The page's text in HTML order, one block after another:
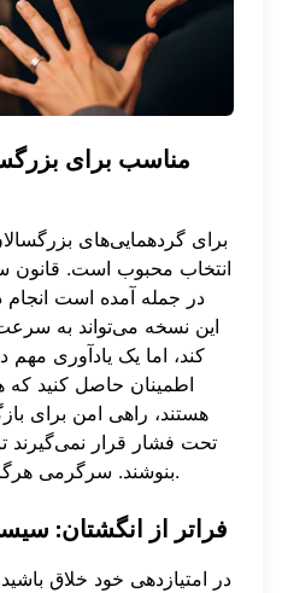
مناسب برای
برای گردهمایی‌های
انتخاب محبوب است. قانون
در جمله آمده است انجام
این نسخه می‌تواند به
کند، اما یک یادآوری مهم
اطمینان حاصل کنید
هستند، راهی امن برای
تحت فشار قرار نمی‌گیرند
بنوشند. سرگرمی هرگز نباید به قیمت ایمنی باشد.
فراتر از انگشتان:
در امتیازدهی خود خلاق